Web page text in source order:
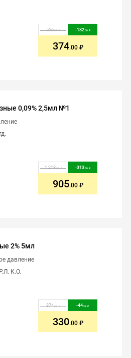
556.00 -182.00
374.00
0,09% 2,5мл №1
1 218.00 -313.00
905.00
2% 5мл
К.О.
давление
374.32 -44.32
330.00